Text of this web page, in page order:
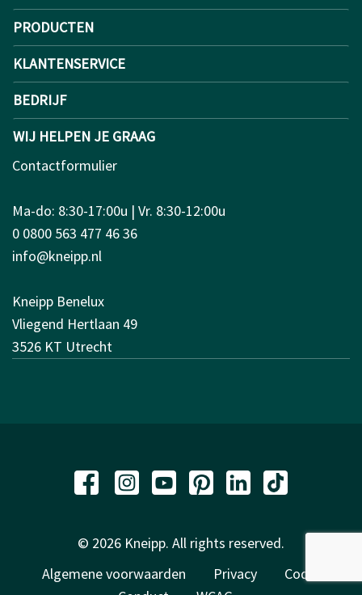
PRODUCTEN
KLANTENSERVICE
BEDRIJF
WIJ HELPEN JE GRAAG
Contactformulier
Ma-do: 8:30-17:00u | Vr. 8:30-12:00u
0 0800 563 477 46 36
info@kneipp.nl
Kneipp Benelux
Vliegend Hertlaan 49
3526 KT Utrecht
© 2026 Kneipp. All rights reserved.
Algemene voorwaarden
Privacy
Code of